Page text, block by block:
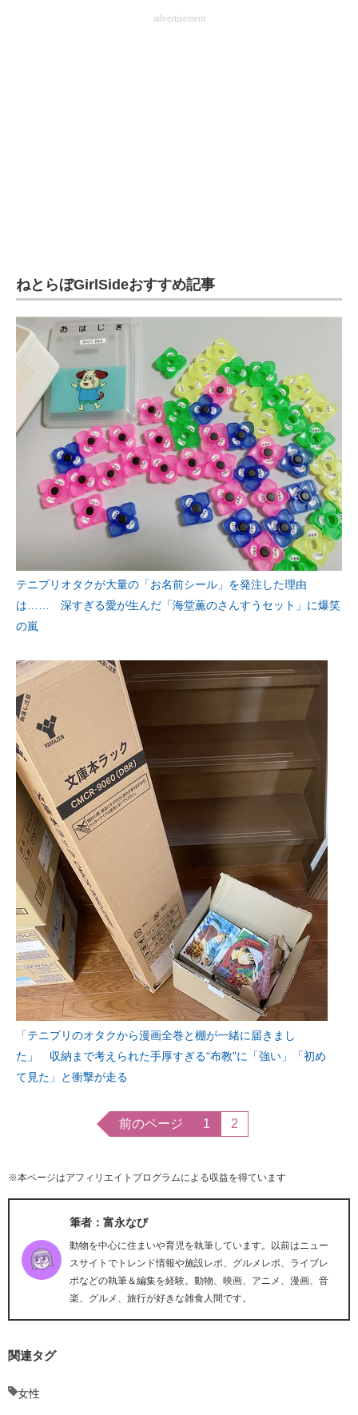
advertisement
ねとらぼGirlSideおすすめ記事
テニプリオタクが大量の「お名前シール」を発注した理由
は…… 深すぎる愛が生んだ「海堂薫のさんすうセット」に爆笑
の嵐
「テニプリのオタクから漫画全巻と棚が一緒に届きまし
た」 収納まで考えられた手厚すぎる“布教”に「強い」「初め
て見た」と衝撃が走る
前のページ 1 2
※本ページはアフィリエイトプログラムによる収益を得ています
筆者：富永なび
動物を中心に住まいや育児を執筆しています。以前はニュー
スサイトでトレンド情報や施設レポ、グルメレポ、ライブレ
ポなどの執筆＆編集を経験。動物、映画、アニメ、漫画、音
楽、グルメ、旅行が好きな雑食人間です。
関連タグ
女性